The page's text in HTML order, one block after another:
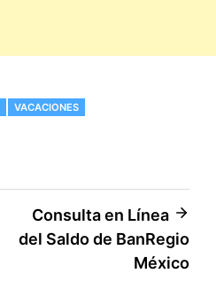
VACACIONES
Consulta en Línea
del Saldo de BanRegio
México